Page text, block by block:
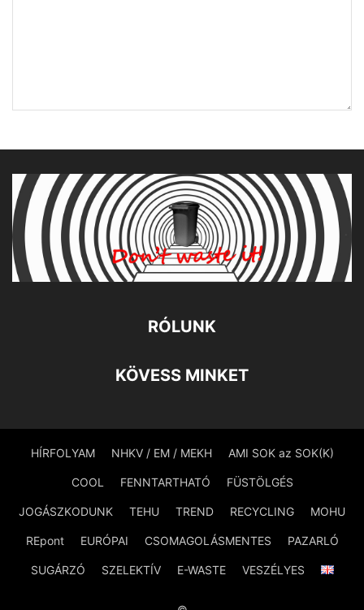
RÓLUNK
KÖVESS MINKET
HÍRFOLYAM NHKV / EM / MEKH AMI SOK az SOK(K)
COOL FENNTARTHATÓ FÜSTÖLGÉS
JOGÁSZKODUNK TEHU TREND RECYCLING MOHU
REpont EURÓPAI CSOMAGOLÁSMENTES PAZARLÓ
SUGÁRZÓ SZELEKTÍV E-WASTE VESZÉLYES